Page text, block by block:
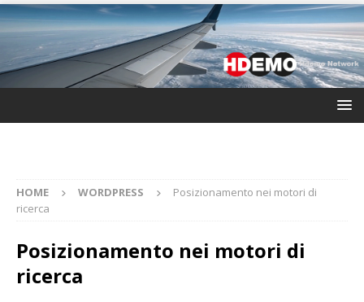
HOME WORDPRESS
Posizionamento nei motori di
ricerca
Posizionamento nei motori di
ricerca